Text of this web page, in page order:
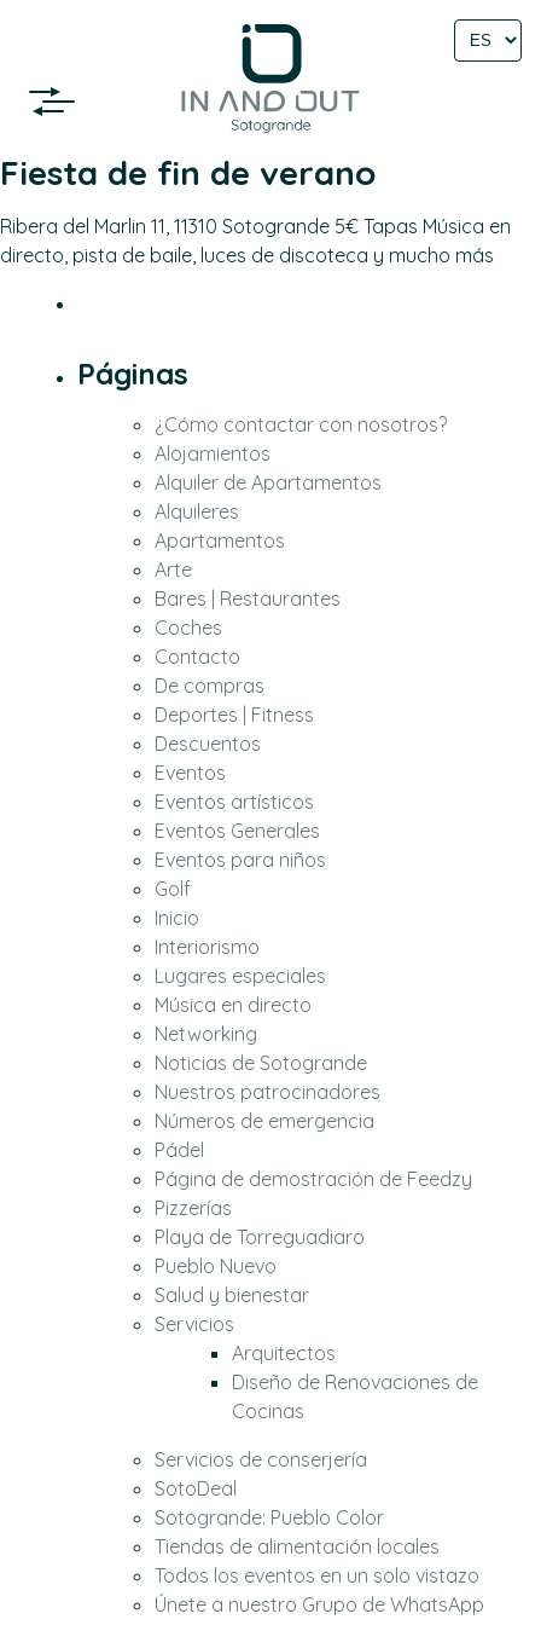
Select
language
Fiesta de fin de verano
Ribera del Marlin 11, 11310 Sotogrande 5€ Tapas Música en
directo, pista de baile, luces de discoteca y mucho más
Páginas
¿Cómo contactar con nosotros?
Alojamientos
Alquiler de Apartamentos
Alquileres
Apartamentos
Arte
Bares | Restaurantes
Coches
Contacto
De compras
Deportes | Fitness
Descuentos
Eventos
Eventos artísticos
Eventos Generales
Eventos para niños
Golf
Inicio
Interiorismo
Lugares especiales
Música en directo
Networking
Noticias de Sotogrande
Nuestros patrocinadores
Números de emergencia
Pádel
Página de demostración de Feedzy
Pizzerías
Playa de Torreguadiaro
Pueblo Nuevo
Salud y bienestar
Servicios
Arquitectos
Diseño de Renovaciones de
Cocinas
Servicios de conserjería
SotoDeal
Sotogrande: Pueblo Color
Tiendas de alimentación locales
Todos los eventos en un solo vistazo
Únete a nuestro Grupo de WhatsApp